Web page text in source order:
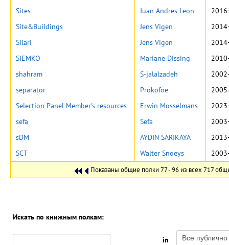
Показаны общие полки 77 - 96 из всех 717
Sites
Juan Andres Leon
Site&Buildings
Jens Vigen
Silari
Jens Vigen
SIEMKO
Mariane Dissing
shahram
S-jalalzadeh
separator
Prokofoe
Selection Panel Member's resources
Erwin Mosselmans
sefa
Sefa
sDM
AYDIN SARIKAYA
SCT
Walter Snoeys
Искать по книжным полкам:
in